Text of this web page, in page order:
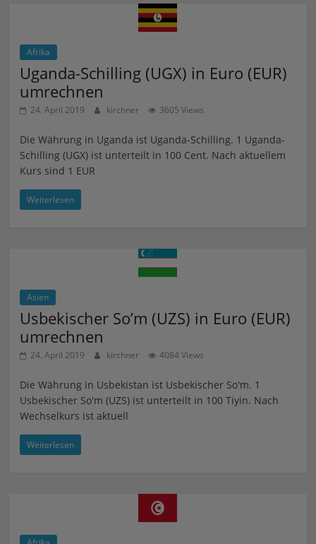
Afrika
Uganda-Schilling (UGX) in Euro (EUR)
umrechnen
24. April 2019 kirchner 3605 Views
Die Währung in Uganda ist Uganda-Schilling. 1 Uganda-
Schilling (UGX) ist unterteilt in 100 Cent. Nach aktuellem
Kurs sind 1 EUR
Weiterlesen
Asien
Usbekischer So’m (UZS) in Euro (EUR)
umrechnen
24. April 2019 kirchner 4084 Views
Die Währung in Usbekistan ist Usbekischer So'm. 1
Usbekischer So'm (UZS) ist unterteilt in 100 Tiyin. Nach
Wechselkurs ist aktuell
Weiterlesen